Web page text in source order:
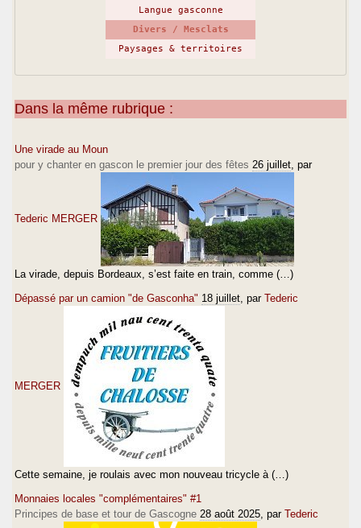
Langue gasconne
Divers / Mesclats
Paysages & territoires
Dans la même rubrique :
Une virade au Moun
pour y chanter en gascon le premier jour des fêtes 26 juillet , par
Tederic MERGER
La virade, depuis Bordeaux, s’est faite en train, comme (…)
Dépassé par un camion "de Gasconha" 18 juillet , par Tederic
MERGER
Cette semaine, je roulais avec mon nouveau tricycle à (…)
Monnaies locales "complémentaires" #1
Principes de base et tour de Gascogne 28 août 2025 , par Tederic